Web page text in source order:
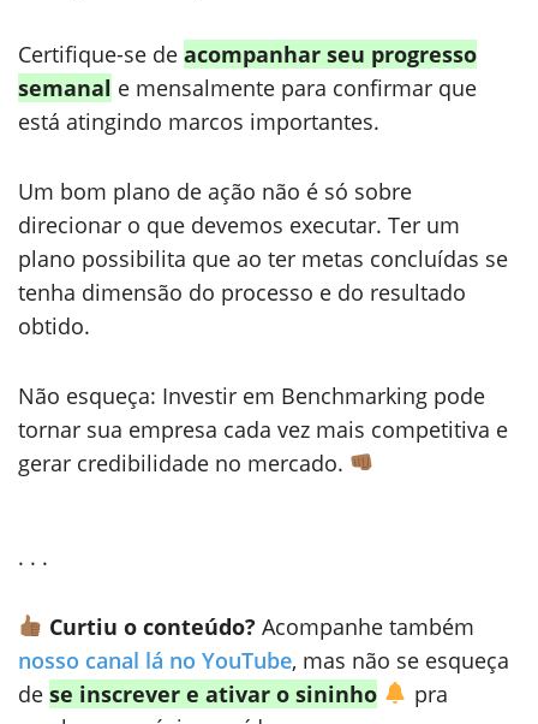
Certifique-se de acompanhar seu progresso
semanal e mensalmente para confirmar que
está atingindo marcos importantes.
Um bom plano de ação não é só sobre
direcionar o que devemos executar. Ter um
plano possibilita que ao ter metas concluídas se
tenha dimensão do processo e do resultado
obtido.
Não esqueça: Investir em Benchmarking pode
tornar sua empresa cada vez mais competitiva e
gerar credibilidade no mercado.
. . .
Curtiu o conteúdo? Acompanhe também
nosso canal lá no YouTube, mas não se esqueça
de se inscrever e ativar o sininho
pra